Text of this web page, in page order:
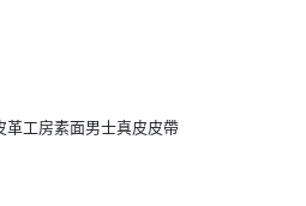
革工房素面男士真皮皮帶